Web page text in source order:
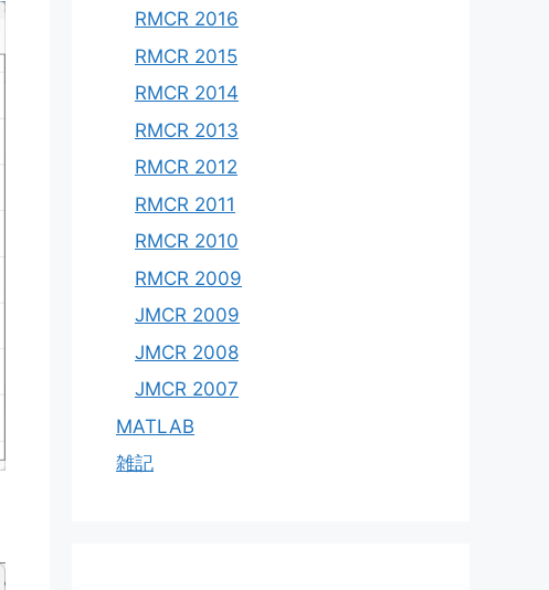
RMCR 2016
RMCR 2015
RMCR 2014
RMCR 2013
RMCR 2012
RMCR 2011
RMCR 2010
RMCR 2009
JMCR 2009
JMCR 2008
JMCR 2007
MATLAB
雑記